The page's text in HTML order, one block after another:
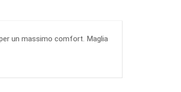
un massimo comfort. Maglia